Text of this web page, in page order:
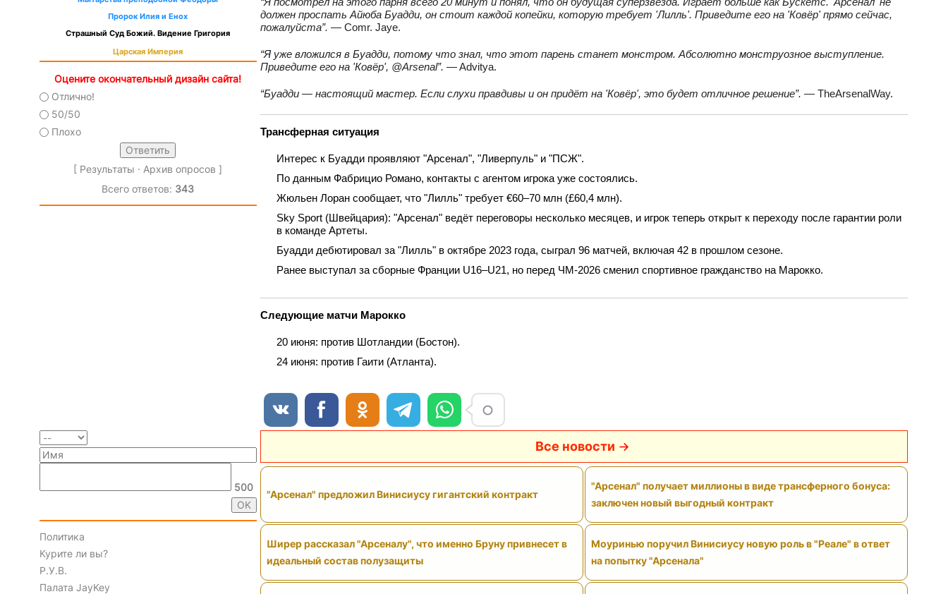
Пророк Илия и Енох
Страшный Суд Божий. Видение Григория
Царская Империя
Оцените окончательный дизайн сайта!
Отлично!
50/50
Плохо
[ Результаты · Архив опросов ]
Всего ответов: 343
500
Политика
Курите ли вы?
Р.У.В.
Палата JayKey
должен проспать Айюба Буадди, он стоит каждой копейки, которую требует 'Лилль'. Приведите его на 'Ковёр' прямо сейчас,
пожалуйста”. — Comr. Jaye.
“Я уже вложился в Буадди, потому что знал, что этот парень станет монстром. Абсолютно монструозное выступление.
Приведите его на 'Ковёр', @Arsenal”. — Advitya.
“Буадди — настоящий мастер. Если слухи правдивы и он придёт на 'Ковёр', это будет отличное решение”. — TheArsenalWay.
Трансферная ситуация
Интерес к Буадди проявляют "Арсенал", "Ливерпуль" и "ПСЖ".
По данным Фабрицио Романо, контакты с агентом игрока уже состоялись.
Жюльен Лоран сообщает, что "Лилль" требует €60–70 млн (£60,4 млн).
Sky Sport (Швейцария): "Арсенал" ведёт переговоры несколько месяцев, и игрок теперь открыт к переходу после гарантии роли
в команде Артеты.
Буадди дебютировал за "Лилль" в октябре 2023 года, сыграл 96 матчей, включая 42 в прошлом сезоне.
Ранее выступал за сборные Франции U16–U21, но перед ЧМ‑2026 сменил спортивное гражданство на Марокко.
Следующие матчи Марокко
20 июня: против Шотландии (Бостон).
24 июня: против Гаити (Атланта).
Все новости
"Арсенал" предложил Винисиусу гигантский контракт
"Арсенал" получает миллионы в виде трансферного бонуса:
заключен новый выгодный контракт
Ширер рассказал "Арсеналу", что именно Бруну привнесет в
идеальный состав полузащиты
Моуринью поручил Винисиусу новую роль в "Реале" в ответ
на попытку "Арсенала"